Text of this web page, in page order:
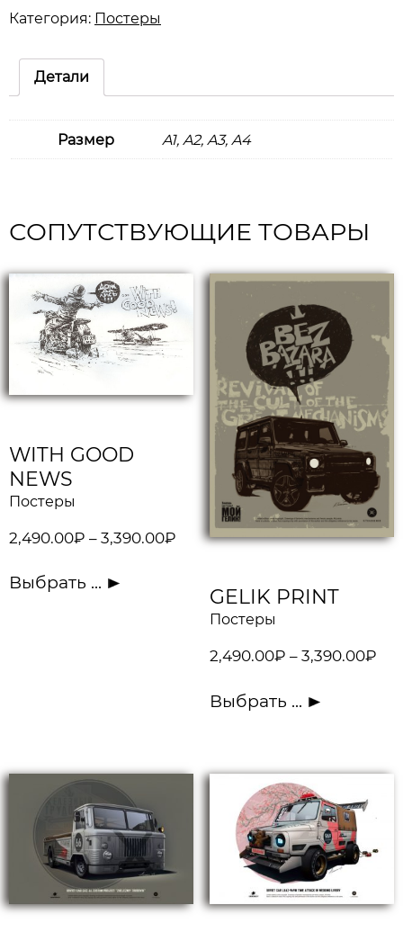
Категория: Постеры
Детали
Размер A1, A2, A3, A4
СОПУТСТВУЮЩИЕ ТОВАРЫ
WITH GOOD
NEWS
Постеры
2,490.00₽ – 3,390.00₽
Выбрать ...
GELIK PRINT
Постеры
2,490.00₽ – 3,390.00₽
Выбрать ...